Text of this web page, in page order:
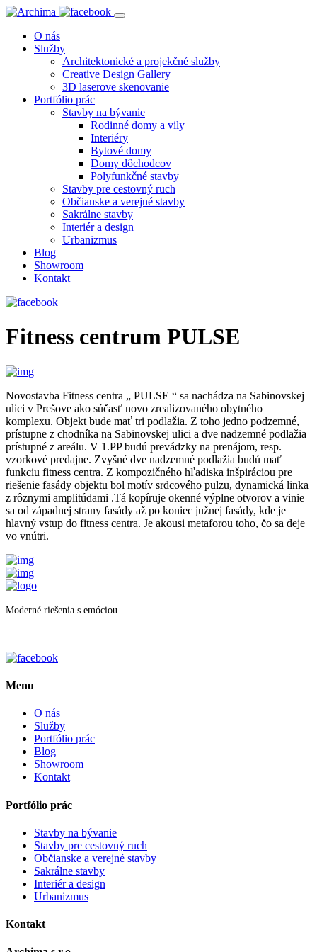
O nás
Služby
Architektonické a projekčné služby
Creative Design Gallery
3D laserove skenovanie
Portfólio prác
Stavby na bývanie
Rodinné domy a vily
Interiéry
Bytové domy
Domy dôchodcov
Polyfunkčné stavby
Stavby pre cestovný ruch
Občianske a verejné stavby
Sakrálne stavby
Interiér a design
Urbanizmus
Blog
Showroom
Kontakt
Fitness centrum PULSE
Novostavba Fitness centra „ PULSE “ sa nachádza na Sabinovskej
ulici v Prešove ako súčasť novo zrealizovaného obytného
komplexu. Objekt bude mať tri podlažia. Z toho jedno podzemné,
prístupne z chodníka na Sabinovskej ulici a dve nadzemné podlažia
prístupné z areálu. V 1.PP budú prevádzky na prenájom, resp.
vzorkové predajne. Zvyšné dve nadzemné podlažia budú mať
funkciu fitness centra. Z kompozičného hľadiska inšpiráciou pre
riešenie fasády objektu bol motív srdcového pulzu, dynamická linka
z rôznymi amplitúdami .Tá kopíruje okenné výplne otvorov a vinie
sa od západnej strany fasády až po koniec južnej fasády, kde je
hlavný vstup do fitness centra. Je akousi metaforou toho, čo sa deje
vo vnútri.
Moderné riešenia s emóciou.
Menu
O nás
Služby
Portfólio prác
Blog
Showroom
Kontakt
Portfólio prác
Stavby na bývanie
Stavby pre cestovný ruch
Občianske a verejné stavby
Sakrálne stavby
Interiér a design
Urbanizmus
Kontakt